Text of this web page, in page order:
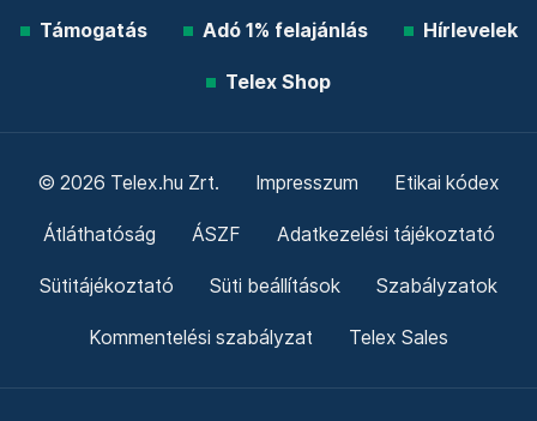
Támogatás Adó 1% felajánlás Hírlevelek
Telex Shop
© 2026 Telex.hu Zrt. Impresszum Etikai kódex
Átláthatóság ÁSZF Adatkezelési tájékoztató
Sütitájékoztató Süti beállítások Szabályzatok
Kommentelési szabályzat Telex Sales